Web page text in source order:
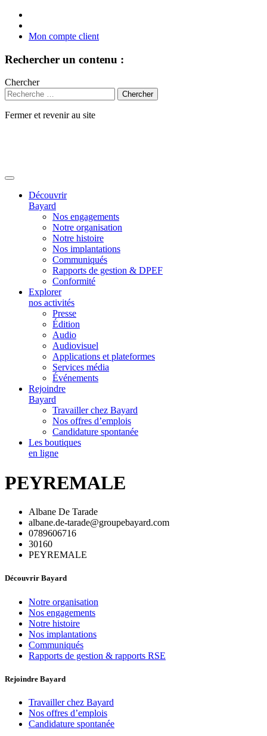
Mon compte client
Rechercher un contenu :
Chercher
Fermer et revenir au site
Découvrir
Bayard
Nos engagements
Notre organisation
Notre histoire
Nos implantations
Communiqués
Rapports de gestion & DPEF
Conformité
Explorer
nos activités
Presse
Édition
Audio
Audiovisuel
Applications et plateformes
Services média
Événements
Rejoindre
Bayard
Travailler chez Bayard
Nos offres d’emplois
Candidature spontanée
Les boutiques
en ligne
PEYREMALE
Albane De Tarade
albane.de-tarade@groupebayard.com
0789606716
30160
PEYREMALE
Découvrir Bayard
Notre organisation
Nos engagements
Notre histoire
Nos implantations
Communiqués
Rapports de gestion & rapports RSE
Rejoindre Bayard
Travailler chez Bayard
Nos offres d’emplois
Candidature spontanée